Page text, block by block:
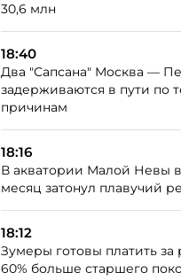
30,6 млн
18:40
Два "Сапсана" Москва —
задерживаются в пути по
причинам
18:16
В акватории Малой Невы
месяц затонул плавучий
18:12
Зумеры готовы платить за
60% больше старшего